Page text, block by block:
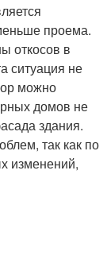
проема.
откосов в
ситуация не
можно
домов не
здания.
так как по
изменений,